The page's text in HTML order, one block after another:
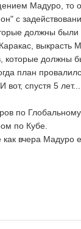
Мадуро, то
с
должны
выкрасть
должны
план
вот, спустя 5 лет...
по
по Кубе.
как вчера